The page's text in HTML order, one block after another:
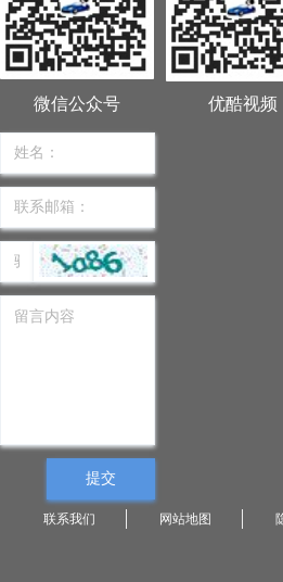
微信公众号 优酷视频
联系我们 网站地图
提交